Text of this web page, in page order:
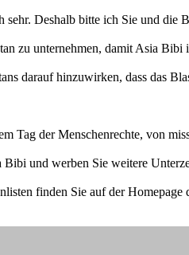
Deshalb bitte ich Sie und die
zu unternehmen, damit Asia
darauf hinzuwirken, dass das
Tag der Menschenrechte, von
und werben Sie weitere
finden Sie auf der